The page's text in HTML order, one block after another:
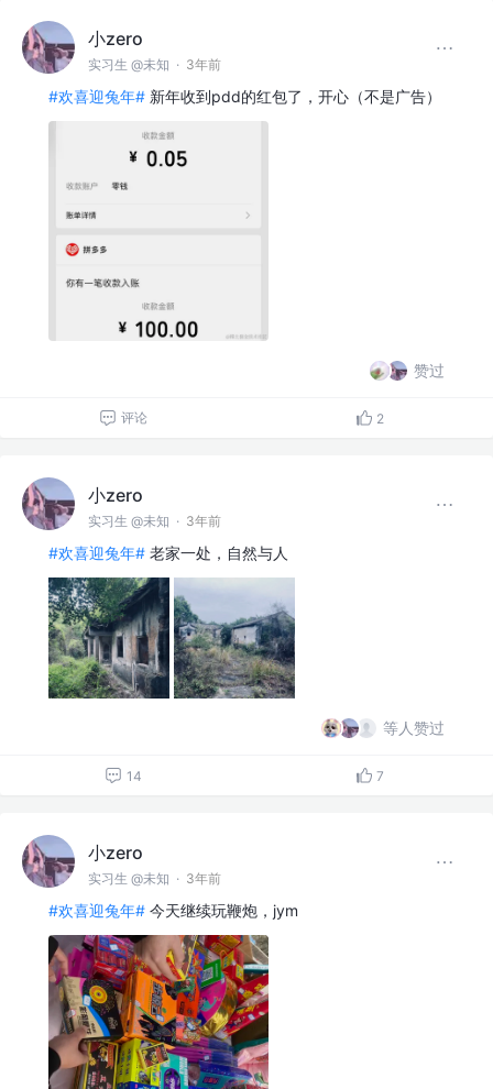
小zero
实习生 @未知 · 3年前
#欢喜迎兔年# 新年收到pdd的红包了，开心（不是广告）
赞过
评论 2
小zero
实习生 @未知 · 3年前
#欢喜迎兔年# 老家一处，自然与人
等人赞过
14 7
小zero
实习生 @未知 · 3年前
#欢喜迎兔年# 今天继续玩鞭炮，jym